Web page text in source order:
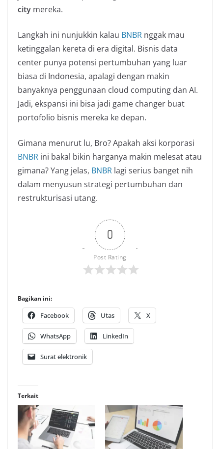
city mereka.
Langkah ini nunjukkin kalau BNBR nggak mau
ketinggalan kereta di era digital. Bisnis data
center punya potensi pertumbuhan yang luar
biasa di Indonesia, apalagi dengan makin
banyaknya penggunaan cloud computing dan AI.
Jadi, ekspansi ini bisa jadi game changer buat
portofolio bisnis mereka ke depan.
Gimana menurut lu, Bro? Apakah aksi korporasi
BNBR ini bakal bikin harganya makin melesat atau
gimana? Yang jelas, BNBR lagi serius banget nih
dalam menyusun strategi pertumbuhan dan
restrukturisasi utang.
0
Post Rating
Bagikan ini:
Facebook Utas X
WhatsApp LinkedIn
Surat elektronik
Terkait